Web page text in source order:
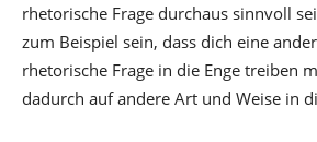
rhetorische Frage durchaus sinnvoll
zum Beispiel sein, dass dich eine
rhetorische Frage in die Enge treiben
dadurch auf andere Art und Weise in